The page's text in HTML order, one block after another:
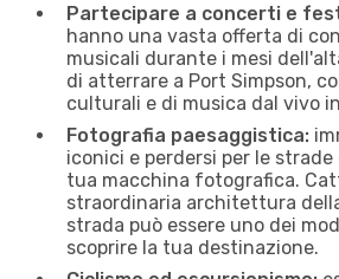
Partecipare a concerti e
hanno una vasta offerta di
musicali durante i mesi
di atterrare a Port Simpson,
culturali e di musica dal vivo
Fotografia paesaggistica:
iconici e perdersi per le
tua macchina fotografica.
straordinaria architettura
strada può essere uno dei
scoprire la tua destinazione.